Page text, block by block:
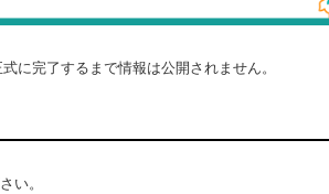
に完了するまで情報は公開されません。
い。